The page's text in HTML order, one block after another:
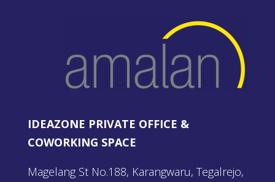
IDEAZONE PRIVATE OFFICE &
COWORKING SPACE
Magelang St No.188, Karangwaru, Tegalrejo,